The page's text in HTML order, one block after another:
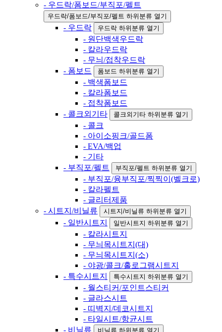
- 우드락/폼보드/부직포/펠트
우드락/폼보드/부직포/펠트 하위분류 열기
- 우드락 우드락 하위분류 열기
- 원단백색우드락
- 칼라우드락
- 무늬/접착우드락
- 폼보드
폼보드 하위분류 열기
- 백색폼보드
- 칼라폼보드
- 접착폼보드
- 콜크외기타
콜크외기타 하위분류 열기
- 콜크
- 아이소핑크/골드폼
- EVA/백업
- 기타
- 부직포/펠트
부직포/펠트 하위분류 열기
- 부직포/융부직포/찍찍이(벨크로)
- 칼라펠트
- 글리터제품
- 시트지/비닐류
시트지/비닐류 하위분류 열기
- 일반시트지 일반시트지 하위분류 열기
- 칼라시트지
- 무늬목시트지(대)
- 무늬목시트지(소)
- 야광/콜크/홀로그램시트지
- 특수시트지
특수시트지 하위분류 열기
- 월스티커/포인트스티커
- 글라스시트
- 띠벽지/데코시트지
- 타일시트/항균시트
- 비닐류
비닐류 하위분류 열기